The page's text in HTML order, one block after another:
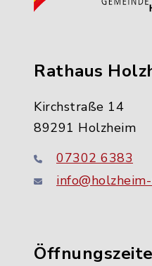
Rathaus
Kirchstraße 14
89291 Holzheim
07302 6383